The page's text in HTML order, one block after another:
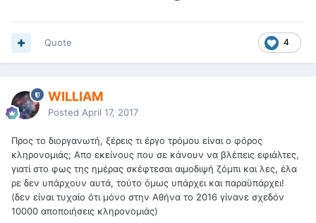
4
Quote
WILLIAM
Posted April 17, 2017
Προς το διοργανωτή, ξέρεις τι έργο τρόμου είναι ο φόρος
κληρονομιάς; Απο εκείνους που σε κάνουν να βλέπεις εφιάλτες,
γιατί στο φως της ημέρας σκέφτεσαι αιμοδιψή ζόμπι και λες, έλα
ρε δεν υπάρχουν αυτά, τούτο όμως υπάρχει και παραϋπάρχει!
(δεν είναι τυχαίο ότι μόνο στην Αθήνα το 2016 γίνανε σχεδόν
10000 αποποιήσεις κληρονομιάς)